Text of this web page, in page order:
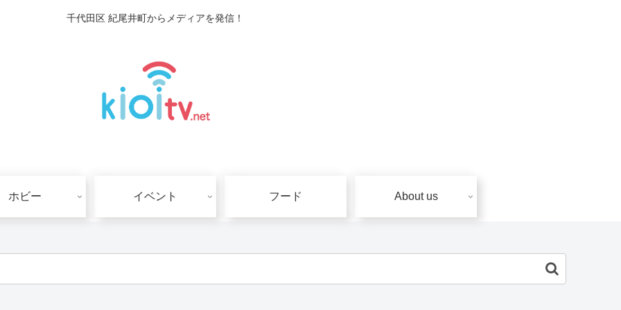
千代田区 紀尾井町からメディアを発信！
ホビー イベント フード About us